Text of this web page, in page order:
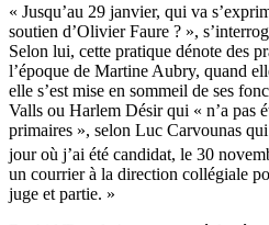
« Jusqu’au 29 janvier, qui va
soutien d’Olivier Faure ? »,
Selon lui, cette pratique dénote des
l’époque de Martine Aubry, quand
elle s’est mise en sommeil de ses
Valls ou Harlem Désir qui « n’a pas
primaires », selon Luc Carvounas
jour où j’ai été candidat, le 30
un courrier à la direction collégiale
juge et partie. »